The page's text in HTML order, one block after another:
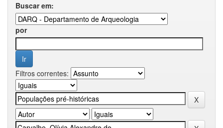
Buscar em:
por
Filtros correntes: